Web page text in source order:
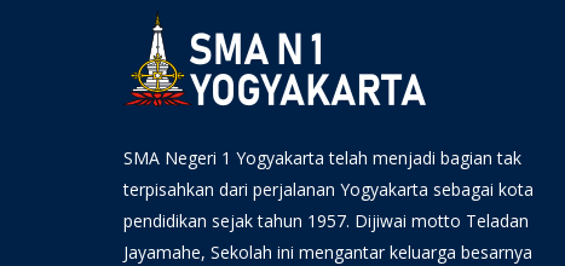
SMA Negeri 1 Yogyakarta telah menjadi bagian tak
terpisahkan dari perjalanan Yogyakarta sebagai kota
pendidikan sejak tahun 1957. Dijiwai motto Teladan
Jayamahe, Sekolah ini mengantar keluarga besarnya